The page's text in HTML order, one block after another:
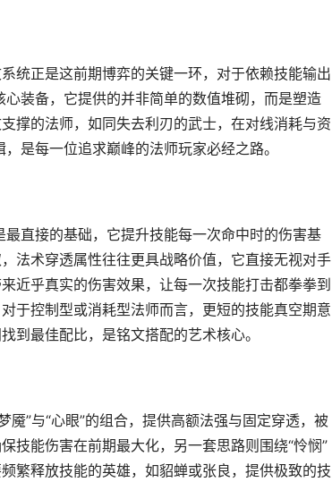
统正是这前期博弈的关键一环，对于依赖技能输出
装备，它提供的并非简单的数值堆砌，而是塑造
撑的法师，如同失去利刃的武士，在对线消耗与资
是每一位追求巅峰的法师玩家必经之路。
直接的基础，它提升技能每一次命中时的伤害基
法术穿透属性往往更具战略价值，它直接无视对手
近乎真实的伤害效果，让每一次技能打击都拳拳到
于控制型或消耗型法师而言，更短的技能真空期意
到最佳配比，是铭文搭配的艺术核心。
”与“心眼”的组合，提供高额法强与固定穿透，被
技能伤害在前期最大化，另一套思路则围绕“怜悯”
繁释放技能的英雄，如貂蝉或张良，提供极致的技